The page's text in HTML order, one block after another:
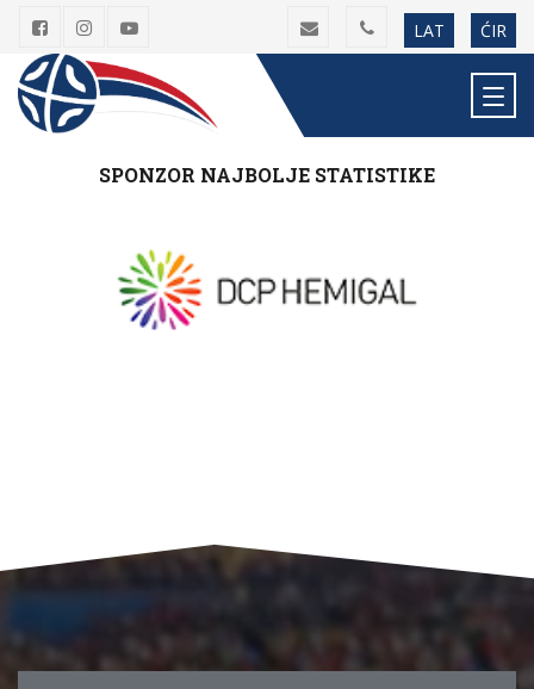
LAT ĆIR
SPONZOR NAJBOLJE STATISTIKE